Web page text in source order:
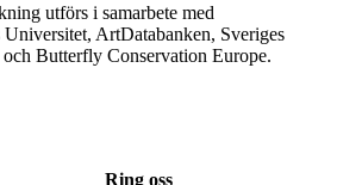
utförs i samarbete med
ArtDatabanken, Sveriges
Butterfly Conservation Europe.
Ring oss